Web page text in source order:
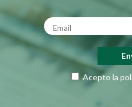
Acepto la